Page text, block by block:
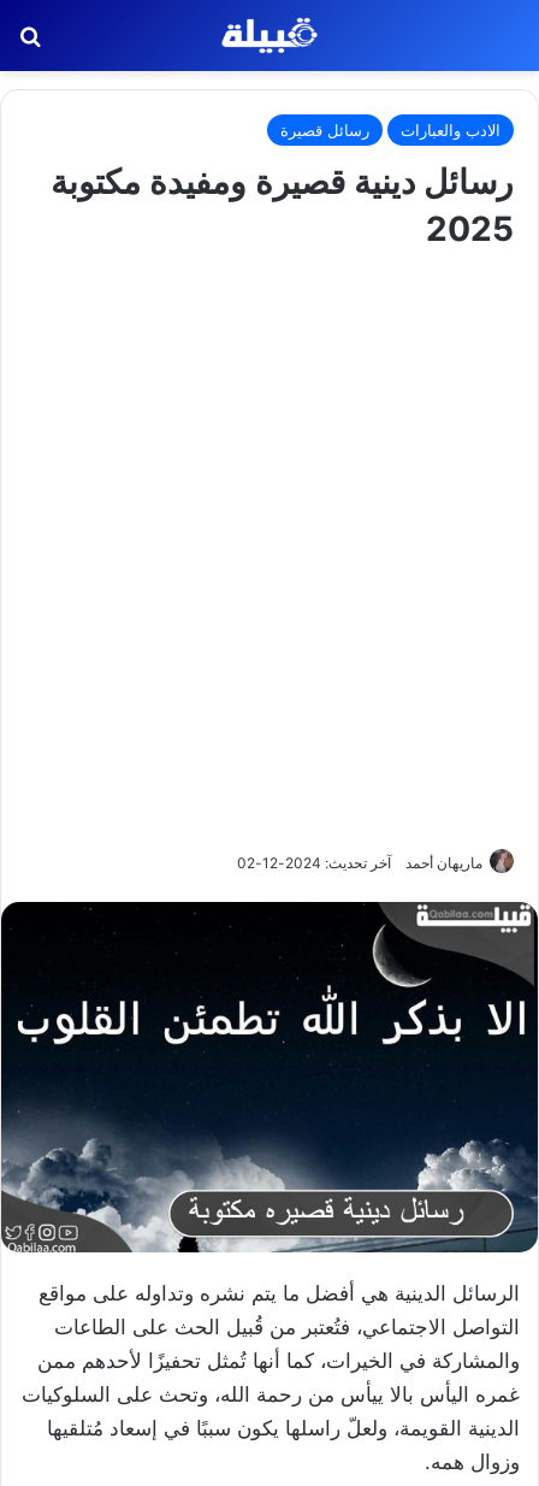
الادب والعبارات رسائل قصيرة
رسائل دينية قصيرة ومفيدة مكتوبة
2025
ماريهان أحمد آخر تحديث: 2024-12-02
الرسائل الدينية هي أفضل ما يتم نشره وتداوله على مواقع
التواصل الاجتماعي، فتُعتبر من قُبيل الحث على الطاعات
والمشاركة في الخيرات، كما أنها تُمثل تحفيزًا لأحدهم ممن
غمره اليأس بالا ييأس من رحمة الله، وتحث على السلوكيات
الدينية القويمة، ولعلّ راسلها يكون سببًا في إسعاد مُتلقيها
وزوال همه.